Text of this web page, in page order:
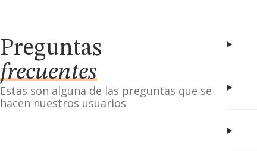
Preguntas
frecuentes
Estas son alguna de las preguntas que se
hacen nuestros usuarios